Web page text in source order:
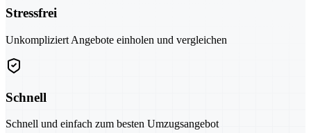
Stressfrei
Unkompliziert Angebote einholen und vergleichen
Schnell
Schnell und einfach zum besten Umzugsangebot